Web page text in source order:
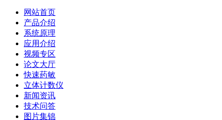
网站首页
产品介绍
系统原理
应用介绍
视频专区
论文大厅
快速药敏
立体计数仪
新闻资讯
技术问答
图片集锦